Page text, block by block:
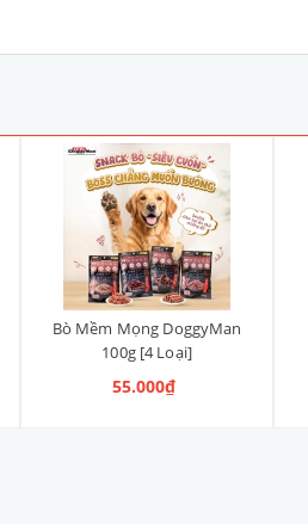
Bò Mềm Mọng DoggyMan
100g [4 Loại]
55.000₫